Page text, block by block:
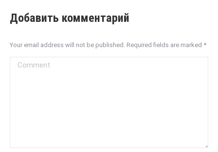
Добавить комментарий
Your email address will not be published. Required fields are marked *
Comment